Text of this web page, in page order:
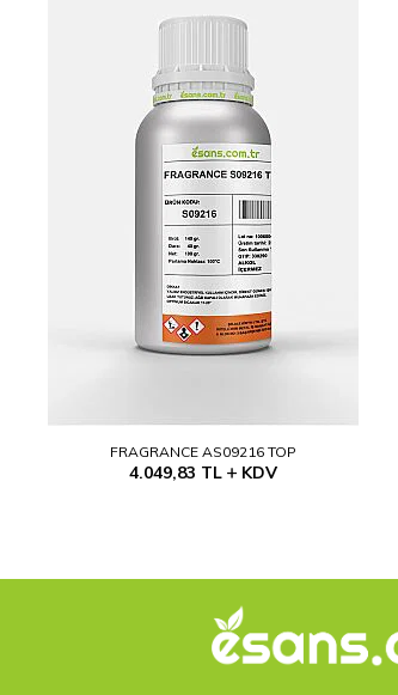
FRAGRANCE AS09216 TOP
4.049,83 TL KDV